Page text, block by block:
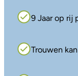
9 Jaar op rij
Trouwen